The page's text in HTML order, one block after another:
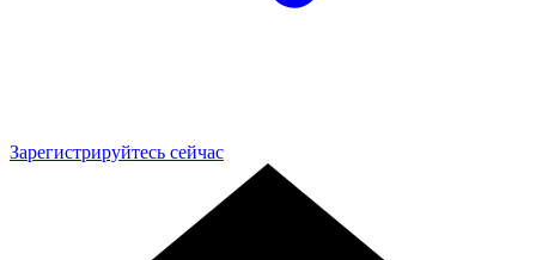
Зарегистрируйтесь сейчас